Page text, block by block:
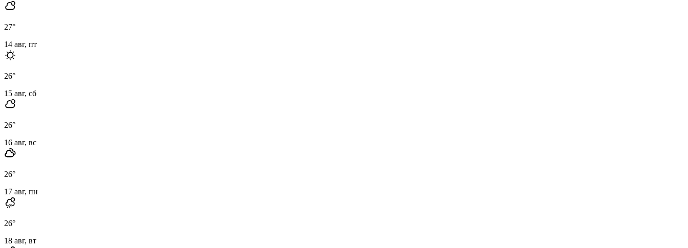
27°
14 авг, пт
26°
15 авг, сб
26°
16 авг, вс
26°
17 авг, пн
26°
18 авг, вт